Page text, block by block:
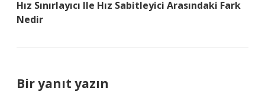
Hız Sınırlayıcı Ile Hız Sabitleyici Arasındaki Fark
Nedir
Bir yanıt yazın